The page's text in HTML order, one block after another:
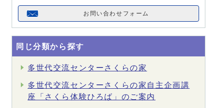
お問い合わせフォーム
同じ分類から探す
多世代交流センターさくらの家
多世代交流センターさくらの家自主企画講
座「さくら体験ひろば」のご案内